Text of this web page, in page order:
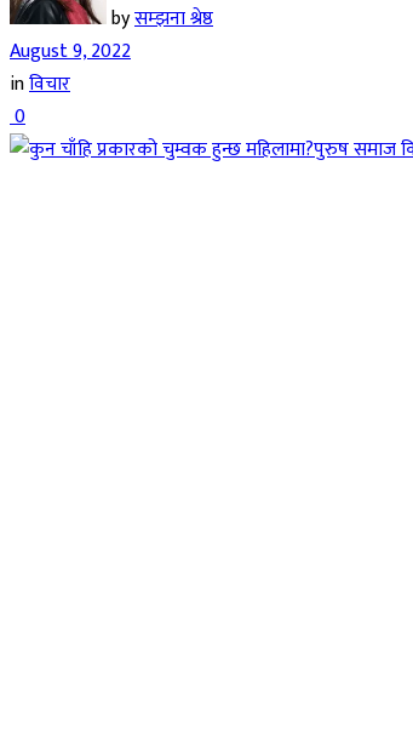
byसम्झना श्रेष्ठ
August 9, 2022
inविचार
0